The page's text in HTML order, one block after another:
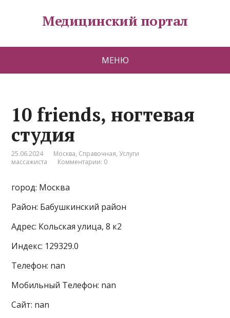
Медицинский портал
МЕНЮ
10 friends, ногтевая
студия
25.06.2024 Москва, Справочная, Услуги
массажиста
Комментарии: 0
город: Москва
Район: Бабушкинский район
Адрес: Кольская улица, 8 к2
Индекс: 129329.0
Телефон: nan
Мобильный Телефон: nan
Сайт: nan